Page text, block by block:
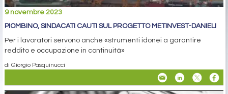
9 novembre 2023
PIOMBINO, SINDACATI CAUTI SUL PROGETTO METINVEST-DANIELI
Per i lavoratori servono anche «strumenti idonei a garantire
reddito e occupazione in continuità»
di Giorgio Pasquinucci